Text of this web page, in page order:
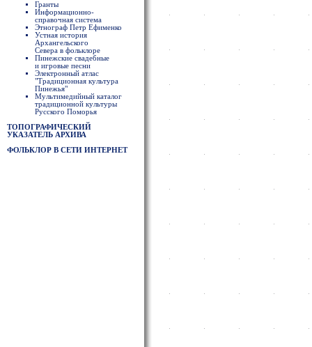
Гранты
Информационно-
справочная система
Этнограф Петр Ефименко
Устная история
Архангельского
Севера в фольклоре
Пинежские свадебные
и игровые песни
Электронный атлас
"Традиционная культура
Пинежья"
Мультимедийный каталог
традиционной культуры
Русского Поморья
ТОПОГРАФИЧЕСКИЙ
УКАЗАТЕЛЬ АРХИВА
ФОЛЬКЛОР В СЕТИ ИНТЕРНЕТ